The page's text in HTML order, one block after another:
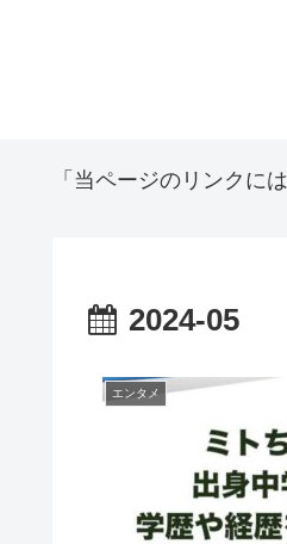
「当ページのリンクに
2024-05
エンタメ